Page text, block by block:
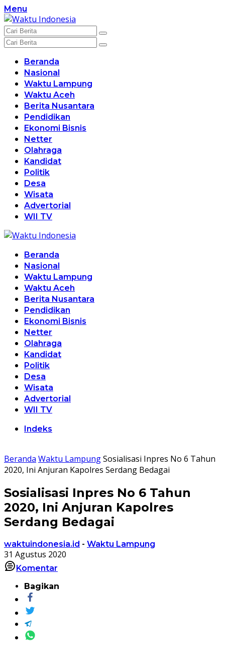
Langsung
ke
konten
Menu
Beranda
Nasional
Waktu Lampung
Waktu Aceh
Berita Nusantara
Pendidikan
Ekonomi Bisnis
Netter
Olahraga
Kandidat
Politik
Desa
Wisata
Advertorial
WII TV
Beranda
Nasional
Waktu Lampung
Waktu Aceh
Berita Nusantara
Pendidikan
Ekonomi Bisnis
Netter
Olahraga
Kandidat
Politik
Desa
Wisata
Advertorial
WII TV
Indeks
Beranda Waktu LampungSosialisasi Inpres No 6 Tahun
2020, Ini Anjuran Kapolres Serdang Bedagai
Sosialisasi Inpres No 6 Tahun
2020, Ini Anjuran Kapolres
Serdang Bedagai
waktuindonesia.id - Waktu Lampung
31 Agustus 2020
Komentar
Bagikan